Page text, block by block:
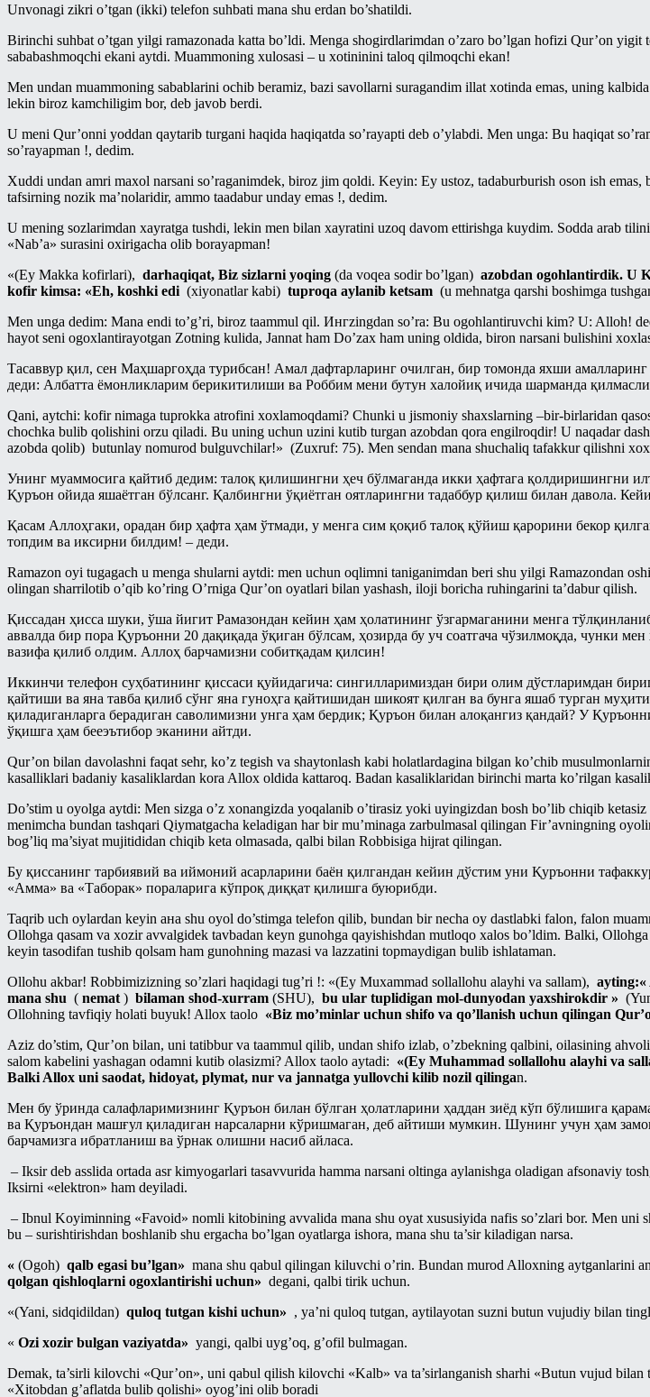
Муаллими-Соний
Муслималар учун
Муҳаррам
Овозли дарслар
исмларининг енгил шарҳи
Пайғамбар ҳадисларидан тарбия
дарслари
Рамазон суҳбатлари шайх Усаймин
Солиҳ амалларнинг ажру-
тижорат
Рамазон
Савол-жавоблар
Салафлар дурдоналаридан
Талоқ китоби
Хар ҳил
Ҳаж Мавсуми
Бошқа мавзулардаги боблар
Закот китоби
Зироат ва суғоришдаги
Никоҳ китоби
Талоқ китоби
Таҳорат китоби
Ўлик ерни тирилтириш ва мубоҳ
нарсаларга эгалик қилиш ҳақидаги
китоб
Шерикликлар китоби
Ҳаж
Муаллими-Соний
Муслималар учун
Муҳаррам
Овозли дарслар
Асмоул-Ҳусно/Аллоҳнинг гўзал
исмларининг енгил шарҳи
Пайғамбар ҳадисларидан тарбия
дарслари
Рамазон суҳбатлари шайх Усаймин
китоблари асосида
Солиҳ амалларнинг ажру-
савоблари ҳақида - Энг фойдали
тижорат
Рамазон
Савол-жавоблар
Салафлар дурдоналаридан
Талоқ китоби
Хар ҳил
Ҳаж Мавсуми
Ҳикматлар
Unvonagi zikri o’tgan (ikki) telefon suhbati mana shu erdan bo’shatildi.
Birinchi suhbat o’tgan yilgi ramazonada katta bo’ldi. Menga shogirdlarimdan o’zaro bo’lgan hofizi Qur’on
sababashmoqchi ekani aytdi. Muammoning xulosasi – u xotininini taloq qilmoqchi ekan!
Men undan muammoning sabablarini ochib beramiz, bazi savollarni suragandim illat xotinda emas, uning
lekin biroz kamchiligim bor, deb javob berdi.
U meni Qur’onni yoddan qaytarib turgani haqida haqiqatda so’rayapti deb o’ylabdi. Men unga: Bu haqiqat
so’rayapman !, dedim.
Xuddi undan amri maxol narsani so’raganimdek, biroz jim qoldi. Keyin: Ey ustoz, tadaburburish oson ish
tafsirning nozik ma’nolaridir, ammo taadabur unday emas !, dedim.
U mening sozlarimdan xayratga tushdi, lekin men bilan xayratini uzoq davom ettirishga kuydim. Sodda arab
«Nab’a» surasini oxirigacha olib borayapman!
«(Ey Makka kofirlari), darhaqiqat, Biz sizlarni yoqing (da voqea sodir bo’lgan) azobdan ogohlantirdik. U
kofir kimsa: «Eh, koshki edi (xiyonatlar kabi) tuproqa aylanib ketsam (u mehnatga qarshi boshimga
Men unga dedim: Mana endi to’g’ri, biroz taammul qil. Ингzingdan so’ra: Bu ogohlantiruvchi kim? U: Alloh!
hayot seni ogoxlantirayotgan Zotning kulida, Jannat ham Do’zax ham uning oldida, biron narsani bulishini
Тасаввур қил, сен Маҳшаргоҳда турибсан! Амал дафтарларинг очилган, бир томонда яхши
деди: Албатта ёмонликларим берикитилиши ва Роббим мени бутун халойиқ ичида шарманда
Qani, aytchi: kofir nimaga tuprokka atrofini xoxlamoqdami? Chunki u jismoniy shaxslarning –bir-birlaridan
chochka bulib qolishini orzu qiladi. Bu uning uchun uzini kutib turgan azobdan qora engilroqdir! U naqadar
azobda qolib) butunlay nomurod bulguvchilar!» (Zuxruf: 75). Men sendan mana shuchaliq tafakkur qilishni
Унинг муаммосига қайтиб дедим: талоқ қилишингни ҳеч бўлмаганда икки ҳафтага қолдиришингни
Қуръон ойида яшаётган бўлсанг. Қалбингни ўқиётган оятларингни тадаббур қилиш билан давола.
Қасам Аллоҳгаки, орадан бир ҳафта ҳам ўтмади, у менга сим қоқиб талоқ қўйиш қарорини бекор
топдим ва иксирни билдим! – деди.
Ramazon oyi tugagach u menga shularni aytdi: men uchun oqlimni taniganimdan beri shu yilgi Ramazondan
olingan sharrilotib o’qib ko’ring O’rniga Qur’on oyatlari bilan yashash, iloji boricha ruhingarini ta’dabur qilish.
Қиссадан ҳисса шуки, ўша йигит Рамазондан кейин ҳам ҳолатининг ўзгармаганини менга
аввалда бир пора Қуръонни 20 дақиқада ўқиган бўлсам, ҳозирда бу уч соатгача чўзилмоқда, чунки
вазифа қилиб олдим. Аллоҳ барчамизни собитқадам қилсин!
Иккинчи телефон суҳбатининг қиссаси қуйидагича: сингилларимиздан бири олим дўстларимдан
қайтиши ва яна тавба қилиб сўнг яна гуноҳга қайтишидан шикоят қилган ва бунга яшаб турган
қиладиганларга берадиган саволимизни унга ҳам бердик; Қуръон билан алоқангиз қандай? У
ўқишга ҳам бееэътибор эканини айтди.
Qur’on bilan davolashni faqat sehr, ko’z tegish va shaytonlash kabi holatlardagina bilgan ko’chib
kasalliklari badaniy kasaliklardan kora Allox oldida kattaroq. Badan kasaliklaridan birinchi marta ko’rilgan
Do’stim u oyolga aytdi: Men sizga o’z xonangizda yoqalanib o’tirasiz yoki uyingizdan bosh bo’lib chiqib
menimcha bundan tashqari Qiymatgacha keladigan har bir mu’minaga zarbulmasal qilingan Fir’avningning
bog’liq ma’siyat mujitididan chiqib keta olmasada, qalbi bilan Robbisiga hijrat qilingan.
Бу қиссанинг тарбиявий ва иймоний асарларини баён қилгандан кейин дўстим уни Қуръонни
«Амма» ва «Таборак» пораларига кўпроқ диққат қилишга буюрибди.
Taqrib uch oylardan keyin ана shu oyol do’stimga telefon qilib, bundan bir necha oy dastlabki falon, falon
Ollohga qasam va xozir avvalgidek tavbadan keyn gunohga qayishishdan mutloqo xalos bo’ldim. Balki,
keyin tasodifan tushib qolsam ham gunohning mazasi va lazzatini topmaydigan bulib ishlataman.
Ollohu akbar! Robbimizizning so’zlari haqidagi tug’ri !: «(Ey Muxammad sollallohu alayhi va sallam),
mana shu ( nemat ) bilaman shod-xurram (SHU), bu ular tuplidigan mol-dunyodan yaxshirokdir »
Ollohning tavfiqiy holati buyuk! Allox taolo «Biz mo’minlar uchun shifo va qo’llanish uchun qilingan
Aziz do’stim, Qur’on bilan, uni tatibbur va taammul qilib, undan shifo izlab, o’zbekning qalbini, oilasining
salom kabelini yashagan odamni kutib olasizmi? Allox taolo aytadi: «(Ey Muhammad sollallohu alayhi va sa
Balki Allox uni saodat, hidoyat, plymat, nur va jannatga yullovchi kilib nozil qilingan.
Мен бу ўринда салафларимизнинг Қуръон билан бўлган ҳолатларини ҳаддан зиёд кўп бўлишига
ва Қуръондан машғул қиладиган нарсаларни кўришмаган, деб айтиши мумкин. Шунинг учун ҳам
барчамизга ибратланиш ва ўрнак олишни насиб айласа.
– Iksir deb asslida ortada asr kimyogarlari tasavvurida hamma narsani oltinga aylanishga oladigan afsonaviy
Iksirni «elektron» ham deyiladi.
– Ibnul Koyiminning «Favoid» nomli kitobining avvalida mana shu oyat xususiyida nafis so’zlari bor. Men uni
bu – surishtirishdan boshlanib shu ergacha bo’lgan oyatlarga ishora, mana shu ta’sir kiladigan narsa.
« (Ogoh) qalb egasi bu’lgan» mana shu qabul qilingan kiluvchi o’rin. Bundan murod Alloxning aytganlarini
qolgan qishloqlarni ogoxlantirishi uchun» degani, qalbi tirik uchun.
«(Yani, sidqidildan) quloq tutgan kishi uchun» , ya’ni quloq tutgan, aytilayotan suzni butun vujudiy bilan
« Ozi xozir bulgan vaziyatda» yangi, qalbi uyg’oq, g’ofil bulmagan.
Demak, ta’sirli kilovchi «Qur’on», uni qabul qilish kilovchi «Kalb» va ta’sirlanganish sharhi «Butun vujud
«Xitobdan g’aflatda bulib qolishi» oyog’ini olib boradi